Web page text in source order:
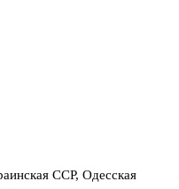
ССР, Одесская